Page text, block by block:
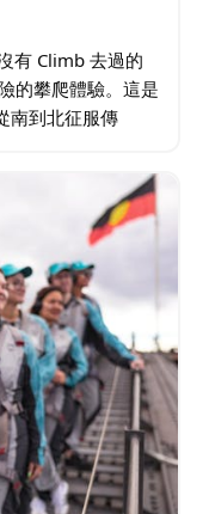
有 Climb 去過的
的攀爬體驗。這是
南到北征服傳